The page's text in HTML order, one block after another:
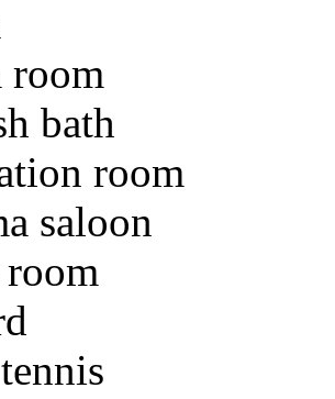
room
bath
room
saloon
room